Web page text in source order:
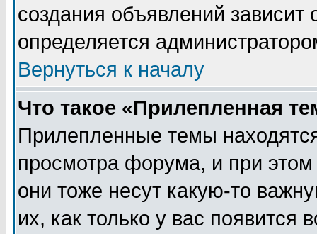
создания объявлений зависит
определяется
Вернуться к началу
Что такое «Прилепленная
Прилепленные темы
просмотра форума, и при
они тоже несут какую-то
их, как только у вас появится